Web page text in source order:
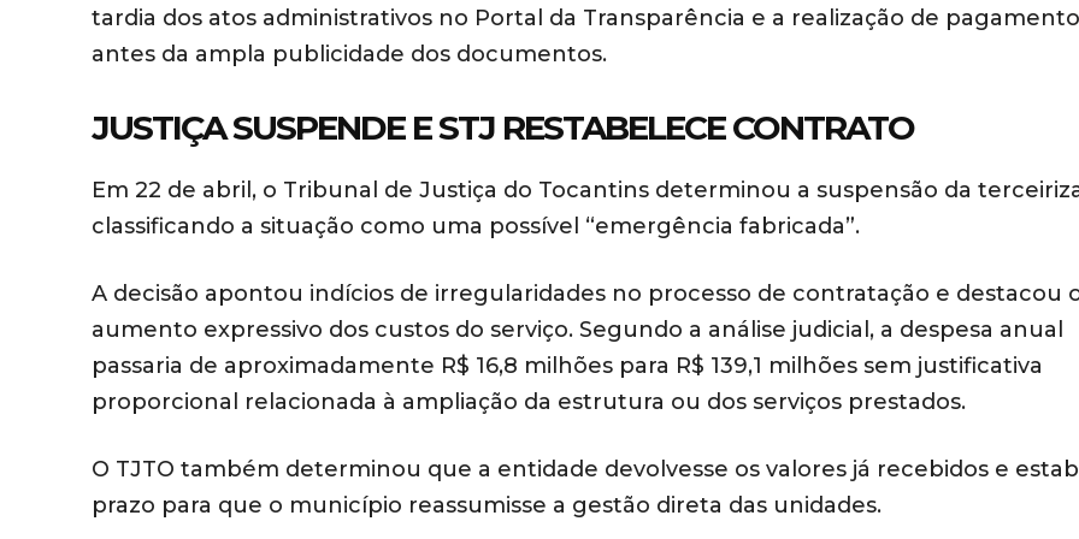
tardia dos atos administrativos no Portal da Transparência e a realização de
antes da ampla publicidade dos documentos.
JUSTIÇA SUSPENDE E STJ RESTABELECE CONTRATO
Em 22 de abril, o Tribunal de Justiça do Tocantins determinou a suspensão da
classificando a situação como uma possível “emergência fabricada”.
A decisão apontou indícios de irregularidades no processo de contratação e destacou
aumento expressivo dos custos do serviço. Segundo a análise judicial, a despesa anual
passaria de aproximadamente R$ 16,8 milhões para R$ 139,1 milhões sem justificativa
proporcional relacionada à ampliação da estrutura ou dos serviços prestados.
O TJTO também determinou que a entidade devolvesse os valores já recebidos e
prazo para que o município reassumisse a gestão direta das unidades.